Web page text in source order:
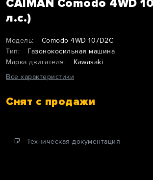
CAIMAN Comodo 4WD
л.с.)
Модель:
Comodo 4WD 107D2C
Тип:
Газонокосильная машина
Марка двигателя:
Kawasaki
Все характеристики
Снят с продажи
Техническая документация